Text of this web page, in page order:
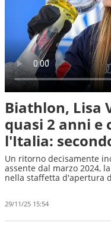
Biathlon, Lisa
quasi 2 anni e
l'Italia:
Un ritorno decisamente
assente dal marzo 2024,
nella staffetta d'apertura
29/11/25 15:54